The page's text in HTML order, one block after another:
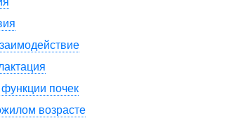
почек
возрасте